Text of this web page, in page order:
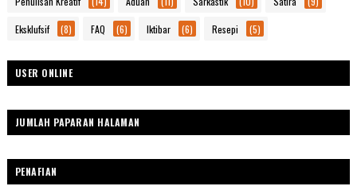
Eksklufsif (8) FAQ (6) Iktibar (6) Resepi (5)
USER ONLINE
JUMLAH PAPARAN HALAMAN
PENAFIAN